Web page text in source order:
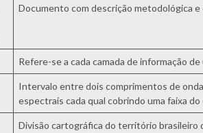
Documento com descrição metodológica
Refere-se a cada camada de informação
Intervalo entre dois comprimentos de
espectrais cada qual cobrindo uma faixa
Divisão cartográfica do território brasileiro